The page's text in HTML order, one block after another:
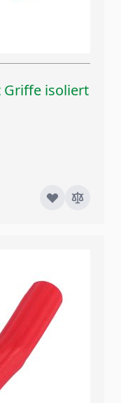
Griffe isoliert